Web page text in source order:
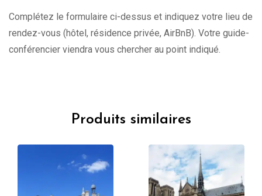
Complétez le formulaire ci-dessus et indiquez votre lieu de
rendez-vous (hôtel, résidence privée, AirBnB). Votre guide-
conférencier viendra vous chercher au point indiqué.
Produits similaires